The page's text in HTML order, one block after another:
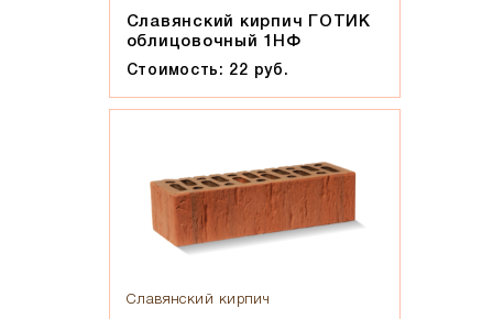
Славянский кирпич ГОТИК
облицовочный 1НФ
Стоимость: 22 руб.
Славянский кирпич